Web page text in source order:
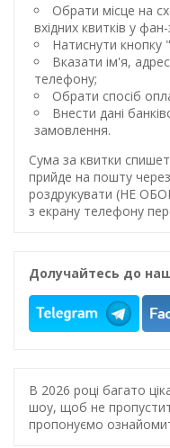
Обрати місце на
вхідних квитків у
Натиснути
Вказати ім'я,
телефону;
Обрати спосіб
Внести дані
замовлення.
Сума за квитки
прийде на пошту
роздрукувати (НЕ
з екрану телефону
Долучайтесь до
В 2026 році багато
шоу, щоб не
пропонуємо